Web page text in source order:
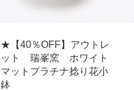
★【40％OFF】アウトレ
ット 瑞峯窯 ホワイト
マットプラチナ捻り花小
鉢